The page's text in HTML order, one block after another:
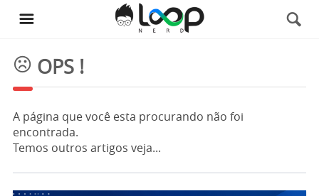
OPS !
A página que você esta procurando não foi
encontrada.
Temos outros artigos veja...